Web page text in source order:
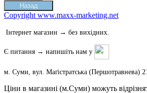
Copyright www.maxx-marketing.net
Інтернет магазин → без вихідних.
Є питання → напишіть нам у
м. Суми, вул. Маґістратська (Першотравнева)
Ціни в магазині (м.Суми) можуть